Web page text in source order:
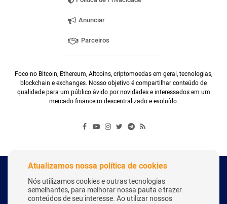
Anunciar
Parceiros
Foco no Bitcoin, Ethereum, Altcoins, criptomoedas em geral, tecnologias,
blockchain e exchanges. Nosso objetivo é compartilhar conteúdo de
qualidade para um público ávido por novidades e interessados em um
mercado financeiro descentralizado e evoluído.
Copyright Webitcoin 2018 - Todos os Direitos Reservados
Atualizamos nossa política de cookies
Nós utilizamos cookies e outras tecnologias
semelhantes, para melhorar nossa pauta e trazer
conteúdos de seu interesse. Ao utilizar nossos